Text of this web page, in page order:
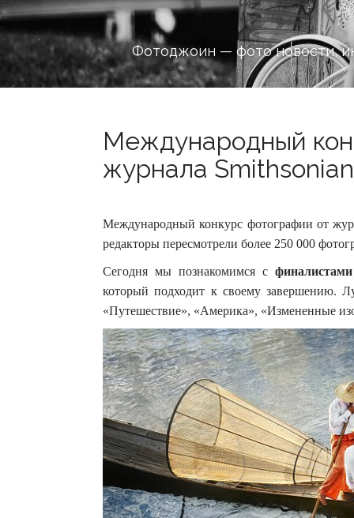
Фотоджоин — фото новости,
Международный
журнала
Международный конкурс фотографии от
редакторы пересмотрели более 250 000
Сегодня мы познакомимся с
который подходит к своему завершению.
«Путешествие», «Америка», «Измененные